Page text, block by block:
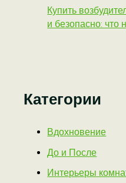
Купить
и безопасно: что
Категории
Вдохновение
До и После
Интерьеры